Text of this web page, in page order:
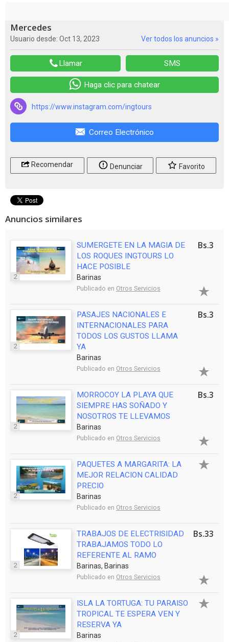
Mercedes
Usuario desde: Oct 13, 2023 Ver todos los anuncios »
Llamar SMS
Haga clic para chatear
https://www.instagram.com/ingtours
Correo Electrónico
Recomendar Denunciar Favorito
Anuncios similares
2
SUMERGETE EN LA MAGIA DE
LOS ROQUES INGTOURS LO
HACE POSIBLE
Barinas
Publicado en Otros Servicios
Bs.3
2
PASAJES NACIONALES E
INTERNACIONALES PARA
TODOS LOS GUSTOS LLAMA
YA
Barinas
Publicado en Otros Servicios
Bs.3
2
MORROCOY LA PLAYA QUE
SIEMPRE HAS SOÑADO Y
NOSOTROS TE LLEVAMOS
Barinas
Publicado en Otros Servicios
Bs.3
2
PAQUETES A MARGARITA: LA
MEJOR RELACION CALIDAD
PRECIO
Barinas
Publicado en Otros Servicios
2
TRABAJOS DE ELECTRISIDAD
TRABAJAMOS TODO LO
REFERENTE AL RAMO
Barinas, Barinas
Publicado en Otros Servicios
Bs.33
2
ISLA LA TORTUGA: TU PARAISO
TROPICAL TE ESPERA VEN Y
RESERVA YA
Barinas